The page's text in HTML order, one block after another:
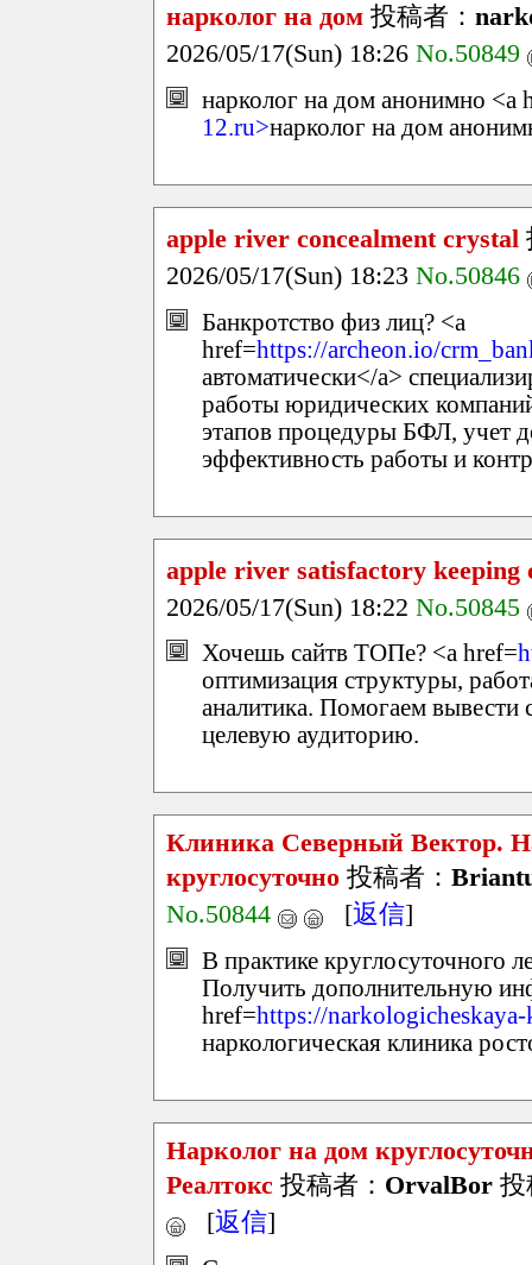
нарколог на дом 投稿者：
2026/05/17(Sun) 18:26 No.50849
нарколог на дом анонимно <a
12.ru>нарколог на дом
apple river concealment crystal
2026/05/17(Sun) 18:23 No.50846
Банкротство физ лиц? <a
href=https://archeon.io/
автоматически</a>
работы юридических
этапов процедуры БФЛ, учет
эффективность работы и
apple river satisfactory keeping
2026/05/17(Sun) 18:22 No.50845
Хочешь сайтв ТОПе? <a href=
оптимизация структуры,
аналитика. Помогаем вывести
целевую аудиторию.
Клиника Северный Вектор.
круглосуточно 投稿者：
No.50844
[返信]
В практике круглосуточного
Получить дополнительную
href=https://
наркологическая клиника
Нарколог на дом
Реалтокс 投稿者： OrvalBor 投
[返信]